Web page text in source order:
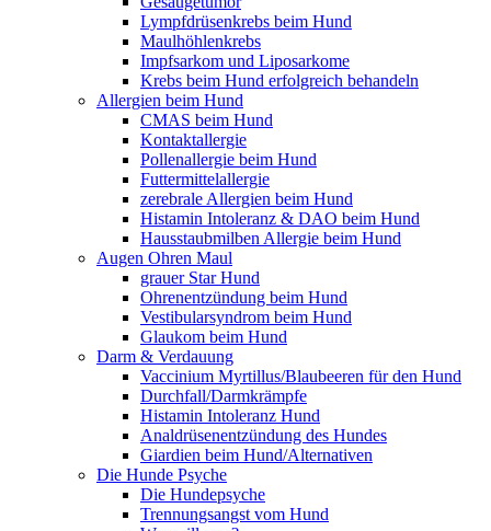
Lympfdrüsenkrebs beim Hund
Maulhöhlenkrebs
Impfsarkom und Liposarkome
Krebs beim Hund erfolgreich behandeln
Allergien beim Hund
CMAS beim Hund
Kontaktallergie
Pollenallergie beim Hund
Futtermittelallergie
zerebrale Allergien beim Hund
Histamin Intoleranz & DAO beim Hund
Hausstaubmilben Allergie beim Hund
Augen Ohren Maul
grauer Star Hund
Ohrenentzündung beim Hund
Vestibularsyndrom beim Hund
Glaukom beim Hund
Darm & Verdauung
Vaccinium Myrtillus/Blaubeeren für den Hund
Durchfall/Darmkrämpfe
Histamin Intoleranz Hund
Analdrüsenentzündung des Hundes
Giardien beim Hund/Alternativen
Die Hunde Psyche
Die Hundepsyche
Trennungsangst vom Hund